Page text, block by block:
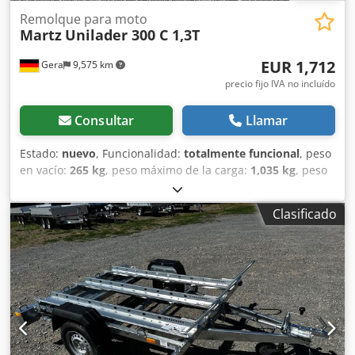
Gera 9,575 km
Remolque para moto
Martz Unilader 300 C 1,3T
EUR 1,712
precio fijo IVA no incluído
Consultar Llamar
Estado: nuevo, Funcionalidad: totalmente funcional, peso
en vacío: 265 kg, peso máximo de la carga: 1,035 kg, peso
, configuración de ejes:
espacio de carga:2,950 mm, anchura del espacio de
carga:1,630 mm, Año de fabricación:2026, MARTZ
Unilader 300 C 1,3T VEHÍCULO NUEVO Dimensiones
interiores: 295 cm x 263 cm Peso total: 1300 kg Carga útil:
1035 kg Remolque bajo de un solo eje con freno Eje KNOTT
de 1300 kg con freno de inercia, sistema automático de
marcha atrás y freno de mano Chasis de acero atornillado
y galvanizado Timonera plegable Con asistencia hidráulica
Suelo de madera contrachapada tipo antideslizante de 15
Clasificado